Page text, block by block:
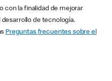
con la finalidad de mejorar
desarrollo de tecnología.
Preguntas frecuentes sobre el